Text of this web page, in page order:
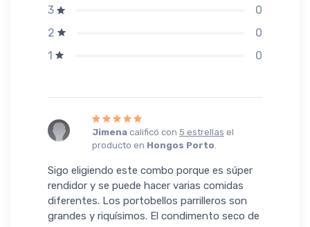
3
0
2
0
1
0
Jimenacalificó con 5 estrellas el
producto en Hongos Porto.
Sigo eligiendo este combo porque es súper
rendidor y se puede hacer varias comidas
diferentes. Los portobellos parrilleros son
grandes y riquísimos. El condimento seco de